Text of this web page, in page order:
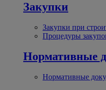
Закупки
Закупки при
Процедуры
Нормативные
Нормативные